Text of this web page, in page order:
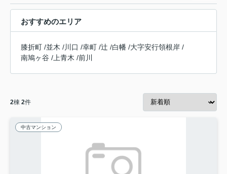
おすすめのエリア
膝折町 /並木 /川口 /幸町 /辻 /白幡 /大字安行領根岸 /
南鳩ヶ谷 / 上青木 /前川
2棟 2件
中古マンション